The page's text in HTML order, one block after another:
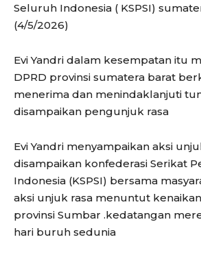
Seluruh Indonesia ( KSPSI)
(4/5/2026)
Evi Yandri dalam kesempatan itu
DPRD provinsi sumatera barat
menerima dan menindaklanjuti
disampaikan pengunjuk rasa
Evi Yandri menyampaikan aksi
disampaikan konfederasi Serikat
Indonesia (KSPSI) bersama
aksi unjuk rasa menuntut
provinsi Sumbar .kedatangan
hari buruh sedunia